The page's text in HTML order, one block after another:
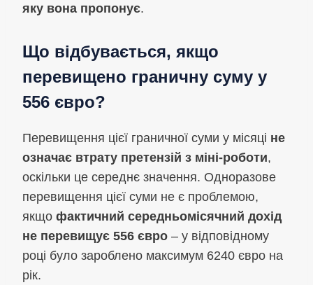
яку вона пропонує.
Що відбувається, якщо
перевищено граничну суму у
556 євро?
Перевищення цієї граничної суми у місяці не
означає втрату претензій з міні-роботи,
оскільки це середнє значення. Одноразове
перевищення цієї суми не є проблемою,
якщо фактичний середньомісячний дохід
не перевищує 556 євро – у відповідному
році було зароблено максимум 6240 євро на
рік.